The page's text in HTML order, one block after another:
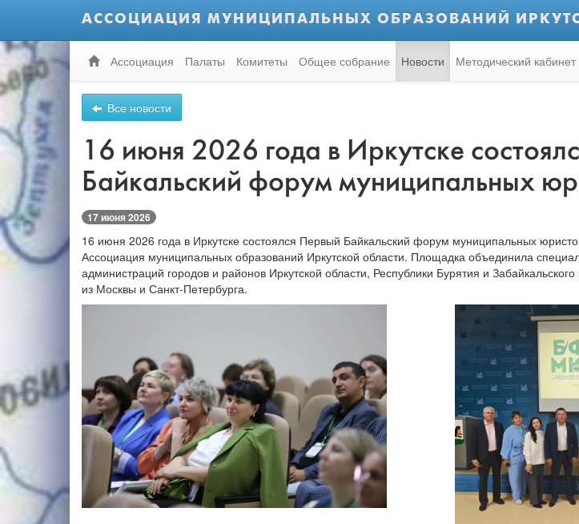
АССОЦИАЦИЯ МУНИЦИПАЛЬНЫХ ОБРАЗОВАНИЙ
Ассоциация Палаты Комитеты Общее собрание Новости Методический кабинет
Все новости
16 июня 2026 года в Иркутске
Байкальский форум муниципальных
17 июня 2026
16 июня 2026 года в Иркутске состоялся Первый Байкальский форум муниципальных
Ассоциация муниципальных образований Иркутской области. Площадка объединила
администраций городов и районов Иркутской области, Республики Бурятия и
из Москвы и Санкт-Петербурга.